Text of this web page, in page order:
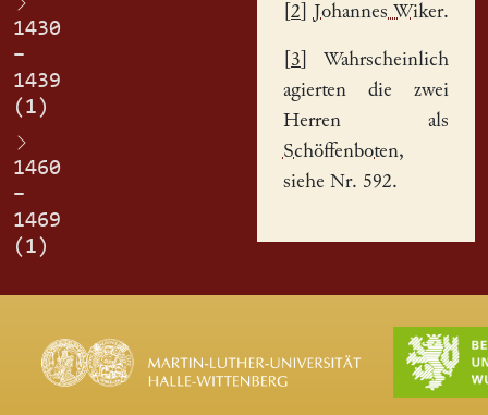
1430
–
1439
(1)
1460
–
1469
(1)
2 Johannes Wiker.
3 ] Wahrscheinlich
agierten die zwei
Herren als
Schöffenboten,
siehe Nr. 592.